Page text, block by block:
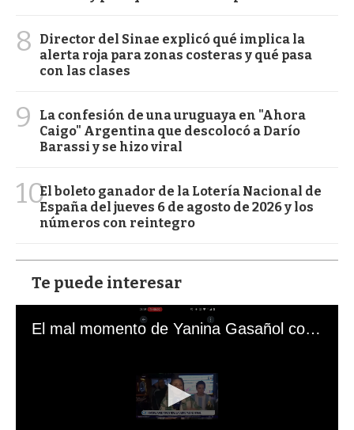
8
Director del Sinae explicó qué implica la
alerta roja para zonas costeras y qué pasa
con las clases
9
La confesión de una uruguaya en "Ahora
Caigo" Argentina que descolocó a Darío
Barassi y se hizo viral
10El boleto ganador de la Lotería Nacional de
España del jueves 6 de agosto de 2026 y los
números con reintegro
Te puede interesar
El mal momento de Yanina Gasañol con un hincha argentino en "Subrayado"